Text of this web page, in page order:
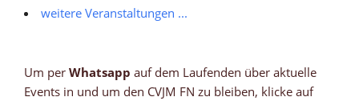
weitere Veranstaltungen ...
Um per Whatsapp auf dem Laufenden über aktuelle
Events in und um den CVJM FN zu bleiben, klicke auf